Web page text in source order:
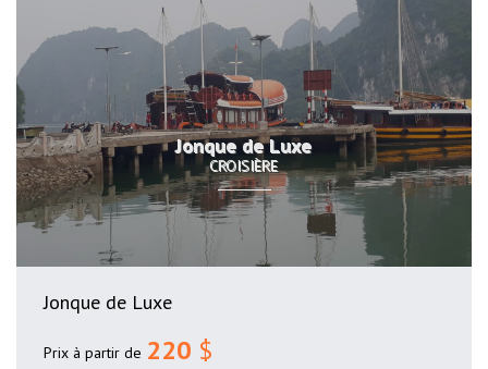
Jonque de Luxe
CROISIÈRE
Jonque de Luxe
Prix à partir de 220 $